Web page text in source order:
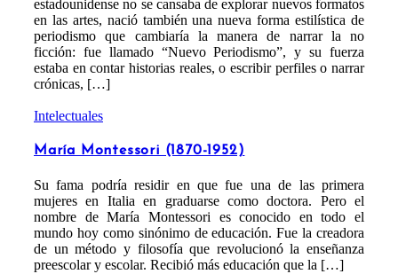
estadounidense no se cansaba de explorar nuevos formatos
en las artes, nació también una nueva forma estilística de
periodismo que cambiaría la manera de narrar la no
ficción: fue llamado “Nuevo Periodismo”, y su fuerza
estaba en contar historias reales, o escribir perfiles o narrar
crónicas, […]
Intelectuales
María Montessori (1870-1952)
Su fama podría residir en que fue una de las primera
mujeres en Italia en graduarse como doctora. Pero el
nombre de María Montessori es conocido en todo el
mundo hoy como sinónimo de educación. Fue la creadora
de un método y filosofía que revolucionó la enseñanza
preescolar y escolar. Recibió más educación que la […]